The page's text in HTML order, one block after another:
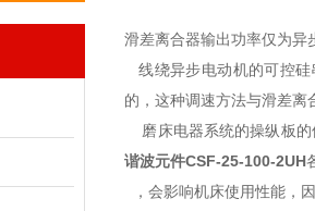
滑差离合器输出功率仅为异
线绕异步电动机的可控硅
的，这种调速方法与滑差离
磨床电器系统的操纵板的
谐波元件CSF-25-100-2UH
，会影响机床使用性能，